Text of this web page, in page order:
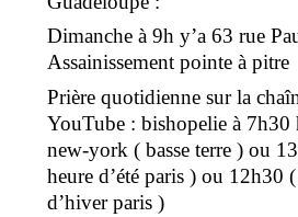
Dimanche à 9h y’a 63 rue
Assainissement pointe à pitre
Prière quotidienne sur la
YouTube : bishopelie à 7h30
new-york ( basse terre ) ou
heure d’été paris ) ou 12h30
d’hiver paris )